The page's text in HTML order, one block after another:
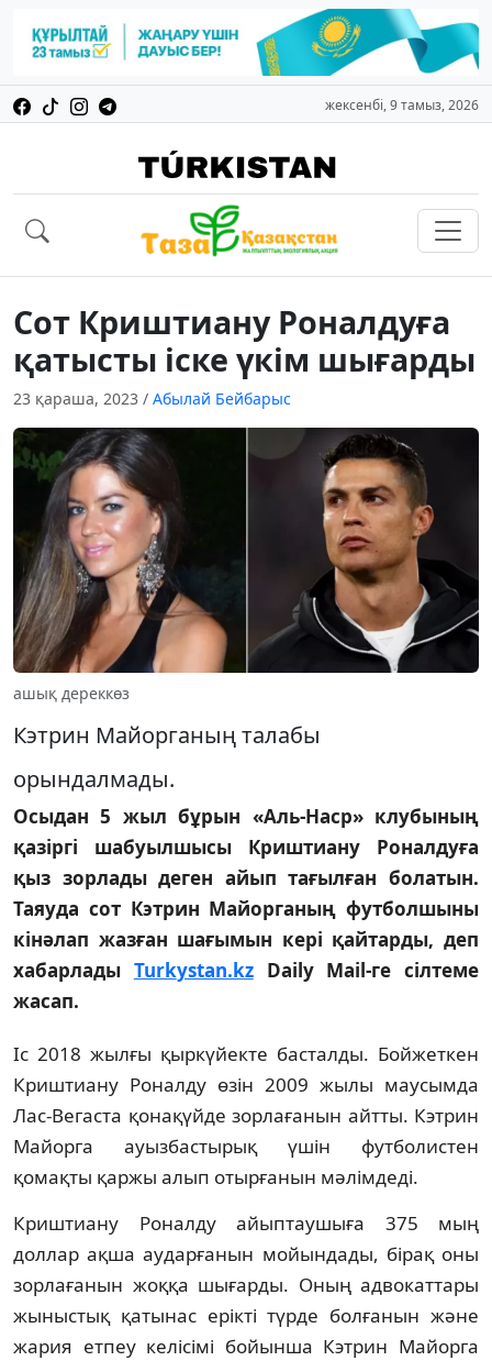
жексенбі, 9 тамыз, 2026
Сот Криштиану Роналдуға
қатысты іске үкім шығарды
23 қараша, 2023 / Абылай Бейбарыс
ашық дереккөз
Кэтрин Майорганың талабы
орындалмады.
Осыдан 5 жыл бұрын «Аль-Наср» клубының
қазіргі шабуылшысы Криштиану Роналдуға
қыз зорлады деген айып тағылған болатын.
Таяуда сот Кэтрин Майорганың футболшыны
кінәлап жазған шағымын кері қайтарды, деп
хабарлады Turkystan.kzDaily Mail-ге сілтеме
жасап.
Іс 2018 жылғы қыркүйекте басталды. Бойжеткен
Криштиану Роналду өзін 2009 жылы маусымда
Лас-Вегаста қонақүйде зорлағанын айтты. Кэтрин
Майорга ауызбастырық үшін футболистен
қомақты қаржы алып отырғанын мәлімдеді.
Криштиану Роналду айыптаушыға 375 мың
доллар ақша аударғанын мойындады, бірақ оны
зорлағанын жоққа шығарды. Оның адвокаттары
жыныстық қатынас ерікті түрде болғанын және
жария етпеу келісімі бойынша Кэтрин Майорга